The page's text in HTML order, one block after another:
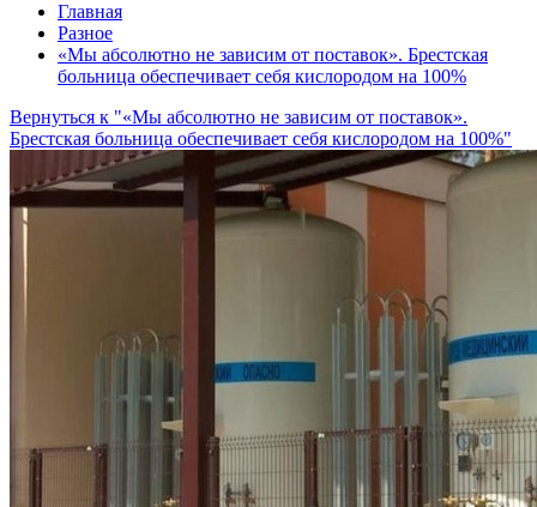
Главная
Разное
«Мы абсолютно не зависим от поставок». Брестская
больница обеспечивает себя кислородом на 100%
Вернуться к "«Мы абсолютно не зависим от поставок».
Брестская больница обеспечивает себя кислородом на 100%"